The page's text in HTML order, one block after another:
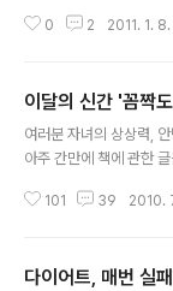
로거들는 최신형 DSLR
시간이니 제부도 여행할
시간엔 제부도로 차량통
56 이라고 써져 있다면
까지 통행가능 시간입니
시간표 바로가기 육지와
0 2 2011. 1. 8.
이달의 신간 '꼼짝
여러분 자녀의 상상력,
아주 간만에 책에 관한
기! 글, 그림 : 토니 퓨슬 (
사소한 문제에 왜? 라는 '
101 39 2010.
다이어트, 매번 실